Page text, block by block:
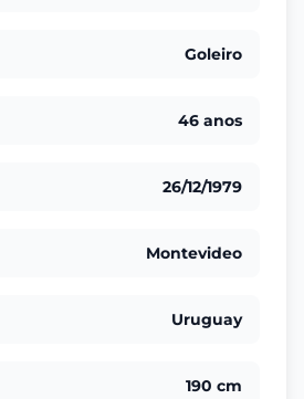
Goleiro
46 anos
26/12/1979
Montevideo
Uruguay
190 cm